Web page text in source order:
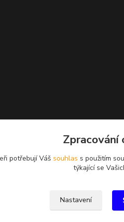
Zpracování
potřebují Váš souhlas s použitím
týkající se
Nastavení